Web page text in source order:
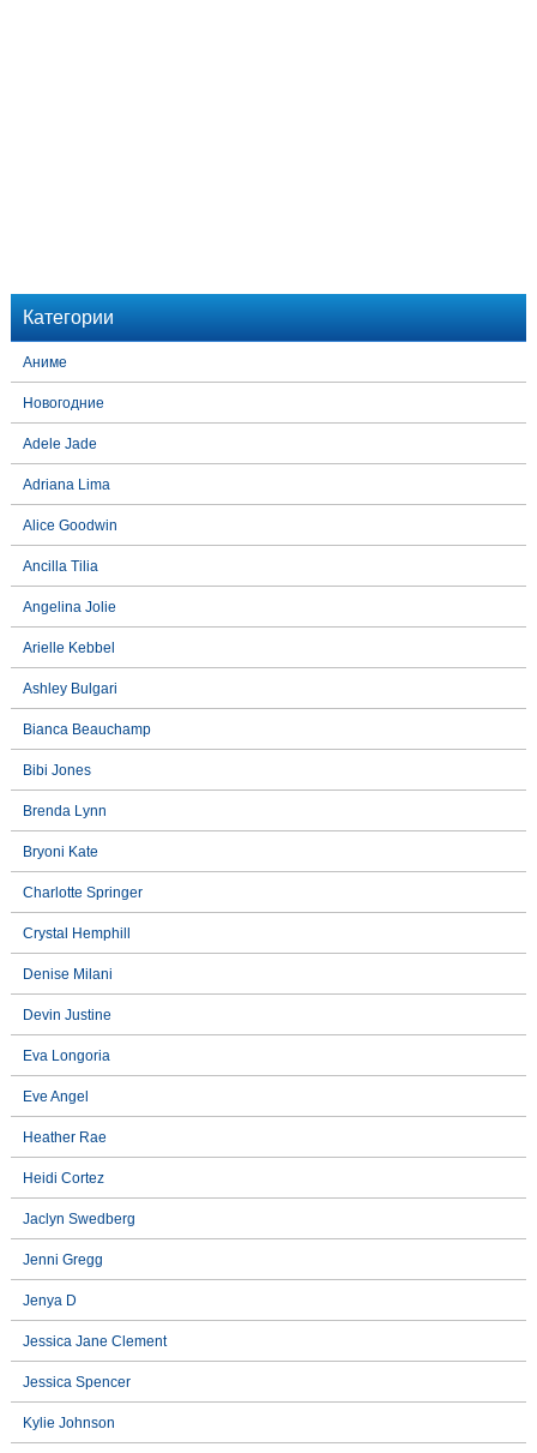
Категории
Аниме
Новогодние
Adele Jade
Adriana Lima
Alice Goodwin
Ancilla Tilia
Angelina Jolie
Arielle Kebbel
Ashley Bulgari
Bianca Beauchamp
Bibi Jones
Brenda Lynn
Bryoni Kate
Charlotte Springer
Crystal Hemphill
Denise Milani
Devin Justine
Eva Longoria
Eve Angel
Heather Rae
Heidi Cortez
Jaclyn Swedberg
Jenni Gregg
Jenya D
Jessica Jane Clement
Jessica Spencer
Kylie Johnson